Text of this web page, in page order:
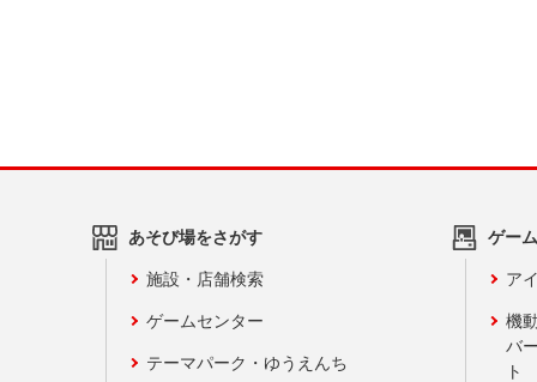
あそび場をさがす
施設・店舗検索
ゲームセンター
テーマパーク・ゆうえんち
ゲー
ア
機
バ
ト